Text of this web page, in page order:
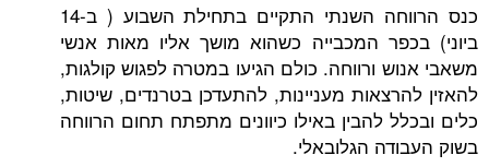
כנס הרווחה השנתי התקיים בתחילת השבוע ( ב-14
המכבייה כשהוא מושך אליו מאות אנשי
ורווחה. כולם הגיעו במטרה לפגוש קולגות,
מעניינות, להתעדכן בטרנדים, שיטות,
להבין באילו כיוונים מתפתח תחום הרווחה
הגלובאלי.